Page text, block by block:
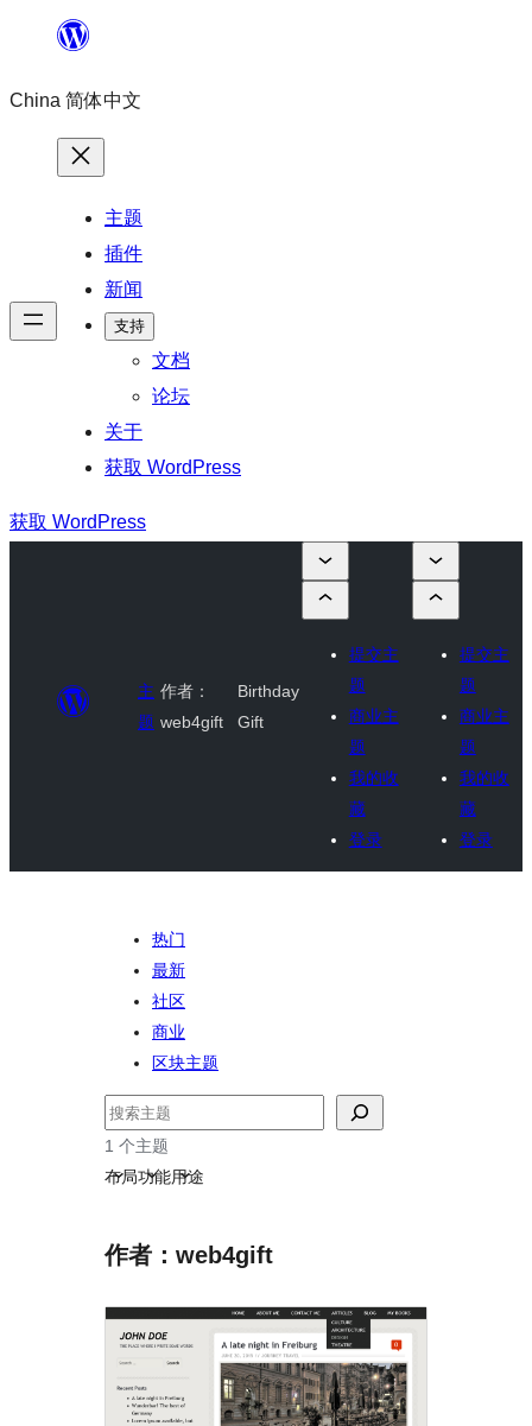
内
China 简体中文
主题
插件
新闻
支持
文档
论坛
关于
获取 WordPress
获取 WordPress
主
题
作者：
web4gift
Birthday
Gift
提交主
题
商业主
题
我的收
藏
登录
提交主
题
商业主
题
我的收
藏
登录
热门
最新
社区
商业
区块主题
搜
索
1 个主题
布局功能用途
作者：web4gift